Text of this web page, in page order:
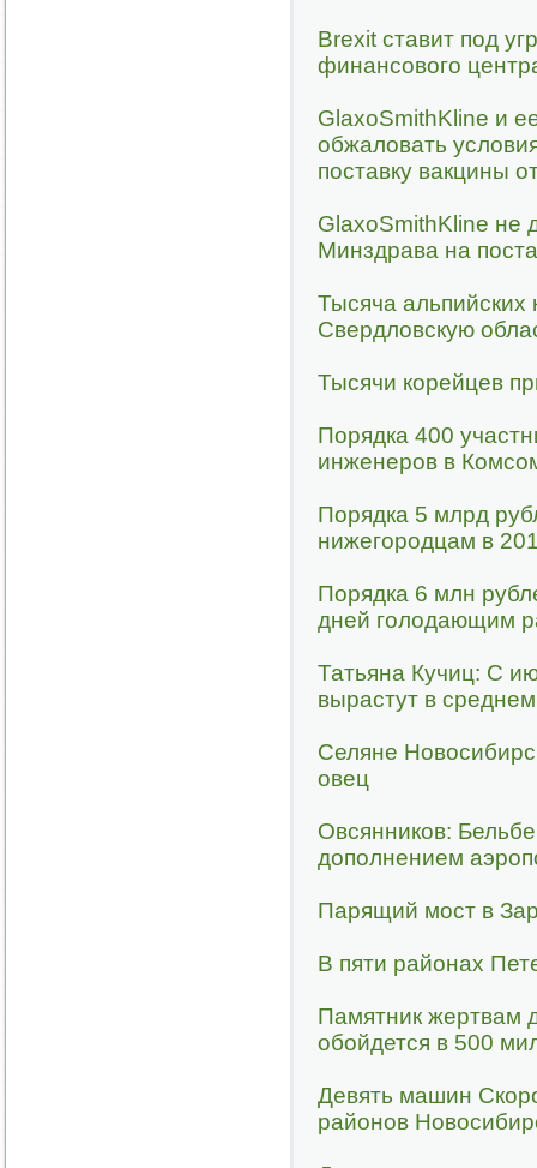
Brexit ставит под
финансового
GlaxoSmithKline и
обжаловать
поставку вакцины
GlaxoSmithKline не
Минздрава на
Тысяча альпийских
Свердловскую
Тысячи корейцев
Порядка 400
инженеров в
Порядка 5 млрд
нижегородцам в
Порядка 6 млн
дней голодающим
Татьяна Кучиц: С
вырастут в
Селяне
овец
Овсянников:
дополнением
Парящий мост в
В пяти районах
Памятник жертвам
обойдется в 500
Девять машин
районов